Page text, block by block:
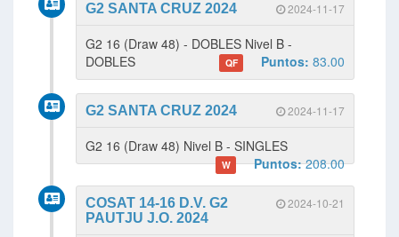
2024-11-17
G2 SANTA CRUZ 2024
G2 16 (Draw 48) - DOBLES Nivel B -
DOBLES
QF Puntos: 83.00
2024-11-17
G2 SANTA CRUZ 2024
G2 16 (Draw 48) Nivel B - SINGLES
W Puntos:208.00
2024-10-21
COSAT 14-16 D.V. G2
PAUTJU J.O. 2024